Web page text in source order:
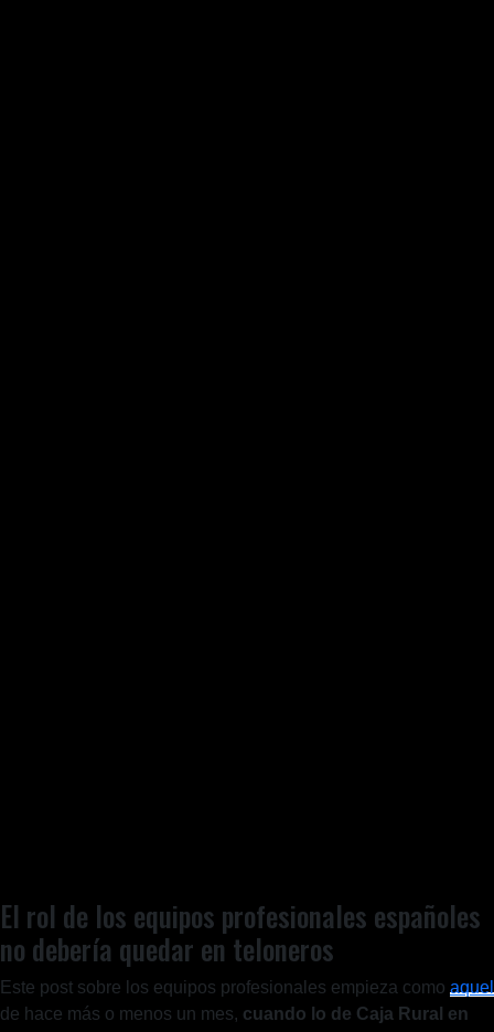
El rol de los equipos profesionales españoles
no debería quedar en teloneros
Este post sobre los equipos profesionales empieza como aquel
de hace más o menos un mes, cuando lo de Caja Rural en